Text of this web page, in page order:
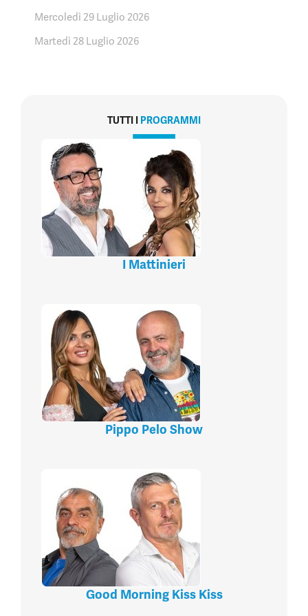
Mercoledì 29 Luglio 2026
Martedì 28 Luglio 2026
TUTTI I PROGRAMMI
I Mattinieri
Pippo Pelo Show
Good Morning Kiss Kiss